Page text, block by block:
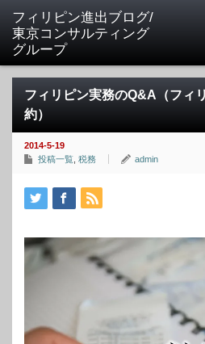
フィリピン進出ブログ/
東京コンサルティング
グループ
フィリピン実務のQ&A（フィ
約）
2014-5-19
投稿一覧 税務 admin